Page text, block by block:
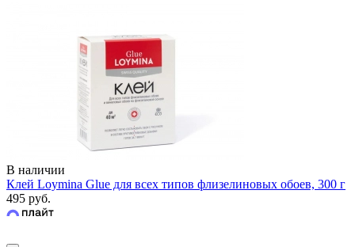
В наличии
Клей Loymina Glue для всех типов флизелиновых обоев, 300 г
495 руб.